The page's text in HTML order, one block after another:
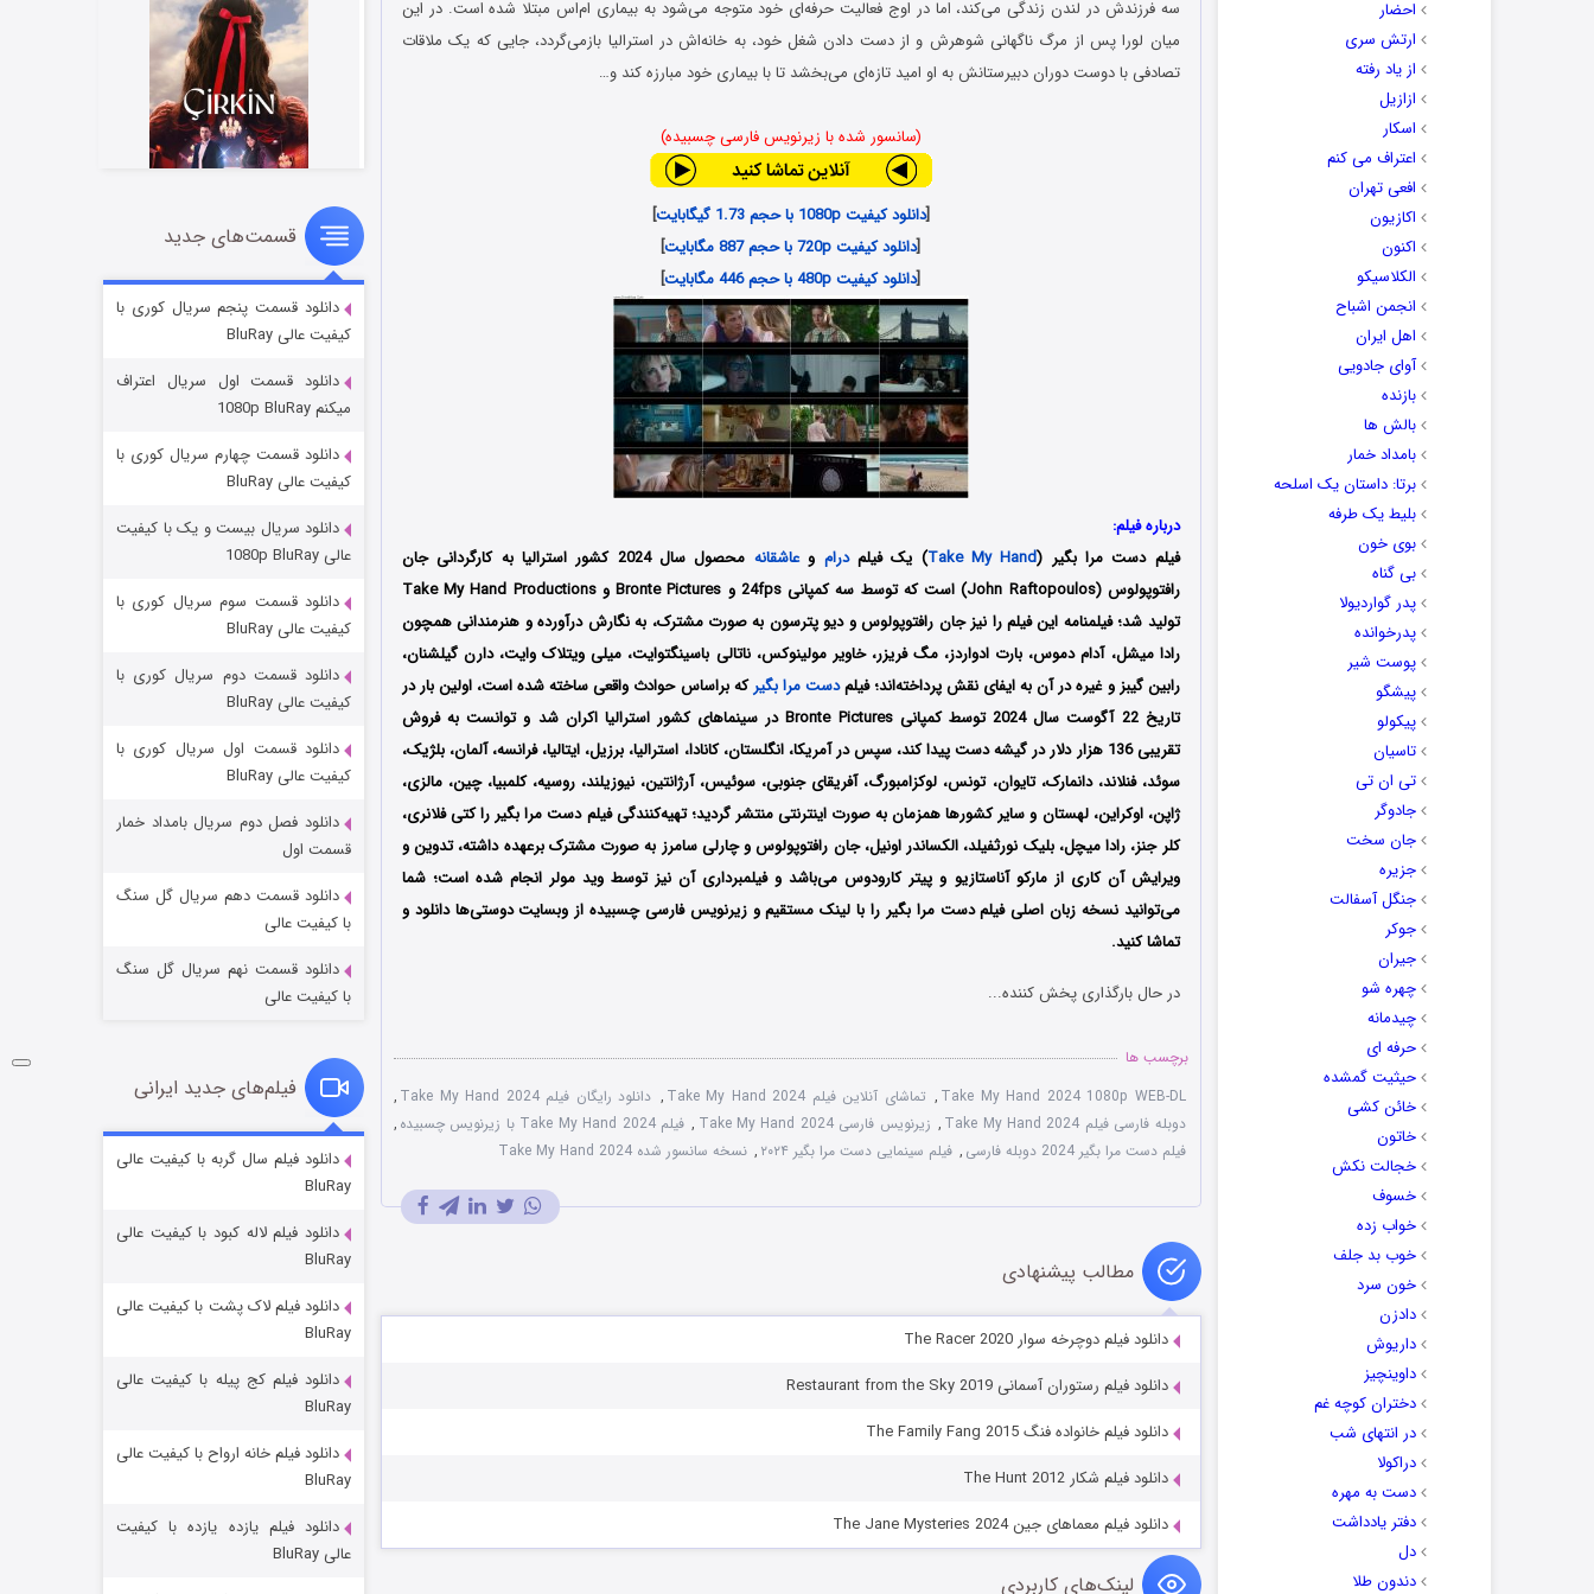
احضار
ارتش سری
از یاد رفته
ازازیل
اسکار
اعتراف می کنم
افعی تهران
اکازیون
اکنون
الکلاسیکو
انجمن اشباح
اهل ایران
آوای جادویی
بازنده
بالش ها
بامداد خمار
برتا: داستان یک اسلحه
بلیط یک‌‌ طرفه
بوی خون
بی گناه
پدر گواردیولا
پدرخوانده
پوست شیر
پیشگو
پیکولو
تاسیان
تی ان تی
جادوگر
جان سخت
جزیره
جنگل آسفالت
جوکر
جیران
چهره شو
چیدمانه
حرفه ای
حیثیت گمشده
خائن کشی
خاتون
خجالت نکش
خسوف
خواب زده
خوب بد جلف
خون سرد
دادزن
داریوش
داوینچیز
دختران کوچه غم
در انتهای شب
دراکولا
دست به مهره
دفتر یادداشت
دل
دندون طلا
سه فرزندش در لندن زندگی می‌کند، اما در اوج فعالیت حرفه‌ای خود متوجه می‌شود به بیماری ام‌اس مبتلا شده است. در این
میان لورا پس از مرگ ناگهانی شوهرش و از دست دادن شغل خود، به خانه‌اش در استرالیا بازمی‌گردد، جایی که یک ملاقات
تصادفی با دوست دوران دبیرستانش به او امید تازه‌ای می‌بخشد تا با بیماری خود مبارزه کند و…
(سانسور شده با زیرنویس فارسی چسبیده)
[دانلود کیفیت 1080p با حجم 1.73 گیگابایت
]
[دانلود کیفیت 720p با حجم 887 مگابایت
]
[دانلود کیفیت 480p با حجم 446 مگابایت ]
درباره فیلم:
فیلم دست مرا بگیر (Take My Hand) یک فیلمدرام وعاشقانه
محصول سال 2024 کشور استرالیا به کارگردانی جان
رافتوپولوس (John Raftopoulos) است که توسط سه کمپانی‌ 24fps و Bronte Pictures و Take My Hand Productions
تولید شد؛ فیلمنامه این فیلم را نیز جان رافتوپولوس و دیو پترسون به صورت مشترک، به نگارش درآورده و هنرمندانی همچون
رادا میشل، آدام دموس، بارت ادواردز، مگ فریزر، خاویر مولینوکس، ناتالی باسینگتوایت، میلی ویتلاک وایت، دارن گیلشنان،
رابین گیبز و غیره در آن به ایفای نقش پرداخته‌اند؛ فیلمدست مرا بگیرکه براساس حوادث واقعی ساخته شده است، اولین بار در
تاریخ 22 آگوست سال 2024 توسط کمپانی‌ Bronte Pictures در سینماهای کشور استرالیا اکران شد و توانست به فروش
تقریبی 136 هزار دلار در گیشه دست پیدا کند، سپس در آمریکا، انگلستان، کانادا، استرالیا، برزیل، ایتالیا، فرانسه، آلمان، بلژیک،
سوئد، فنلاند، دانمارک، تایوان، تونس، لوکزامبورگ، آفریقای جنوبی، سوئیس، آرژانتین، نیوزیلند، روسیه، کلمبیا، چین، مالزی،
ژاپن، اوکراین، لهستان و سایر کشورها همزمان به صورت اینترنتی منتشر گردید؛ تهیه‌کنندگی فیلم دست مرا بگیر را کتی فلانری،
کلر جنز، رادا میچل، بلیک نورثفیلد، الکساندر اونیل، جان رافتوپولوس و چارلی سامرز به صورت مشترک برعهده داشته، تدوین و
ویرایش آن کاری از مارکو آناستازیو و پیتر کارودوس می‌باشد و فیلمبرداری آن نیز توسط وید مولر انجام شده است؛ شما
می‌توانید نسخه زبان اصلی فیلم دست مرا بگیر را با ‌لینک مستقیم و زیرنویس فارسی چسبیده از وبسایت دوستی‌ها دانلود و
تماشا کنید.
در حال بارگذاری پخش کننده...
برچسب ها
Take My Hand 2024 1080p WEB-DL
, تماشای آنلاین فیلم Take My Hand 2024 , دانلود رایگان فیلم Take My Hand 2024
,
دوبله فارسی فیلم Take My Hand 2024
, زیرنویس فارسی Take My Hand 2024 , فیلم Take My Hand 2024 با زیرنویس چسبیده
,
فیلم دست مرا بگیر 2024 دوبله فارسی
, فیلم سینمایی دست مرا بگیر ۲۰۲۴ , نسخه سانسور شده Take My Hand 2024
مطالب پیشنهادی
دانلود فیلم دوچرخه سوار The Racer 2020
دانلود فیلم رستوران آسمانی Restaurant from the Sky 2019
دانلود فیلم خانواده فنگ The Family Fang 2015
دانلود فیلم شکار The Hunt 2012
دانلود فیلم معماهای جین The Jane Mysteries 2024
لینک‌های کاربردی
سریال زشت
قسمت۲ (زیرنویس) منتشر شد
مردگان متحرک: شهر مرده ۳
شکست استوارت در نجات جهان
قسمت ۷ (زیرنویس) منتشر شد
شوگر فصل ۲
قسمت
خاندان اژدها فصل ۳
قسمت‌های جدید
دانلود قسمت پنجم سریال کوری با
کیفیت عالی BluRay
دانلود قسمت اول سریال اعتراف
میکنم 1080p BluRay
دانلود قسمت چهارم سریال کوری با
کیفیت عالی BluRay
دانلود سریال بیست و یک با کیفیت
عالی 1080p BluRay
دانلود قسمت سوم سریال کوری با
کیفیت عالی BluRay
دانلود قسمت دوم سریال کوری با
کیفیت عالی BluRay
دانلود قسمت اول سریال کوری با
کیفیت عالی BluRay
دانلود فصل دوم سریال بامداد خمار
قسمت اول
دانلود قسمت دهم سریال گل سنگ
با کیفیت عالی
دانلود قسمت نهم سریال گل سنگ
با کیفیت عالی
فیلم‌های جدید ایرانی
دانلود فیلم سال گربه با کیفیت عالی
BluRay
دانلود فیلم لاله کبود با کیفیت عالی
BluRay
دانلود فیلم لاک پشت با کیفیت عالی
BluRay
دانلود فیلم کج‌ پیله با کیفیت عالی
BluRay
دانلود فیلم خانه ارواح با کیفیت عالی
BluRay
دانلود فیلم یازده یازده با کیفیت
عالی BluRay